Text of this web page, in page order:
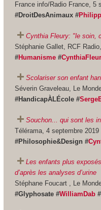
France info/Radio France, 5
#DroitDesAnimaux #
Cynthia Fleury: "le soin,
Stéphanie Gallet, RCF
#Humanisme#
Scolariser son enfant
Séverin Graveleau, Le
#HandicapÀLÉcole #
Souchon... qui sont les
Télérama, 4 septembre 2019
#Philosophie&Design #
Les enfants plus
d’après les analyses d’urine
Stéphane Foucart , Le
#Glyphosate#WilliamDab#